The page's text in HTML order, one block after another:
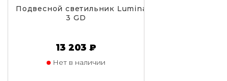
Подвесной светильник Lumina Deco Lauris LDP
3 GD
13 203 ₽
Нет в наличии